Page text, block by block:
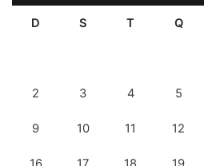
D S T Q
2 3 4 5
9 10 11 12